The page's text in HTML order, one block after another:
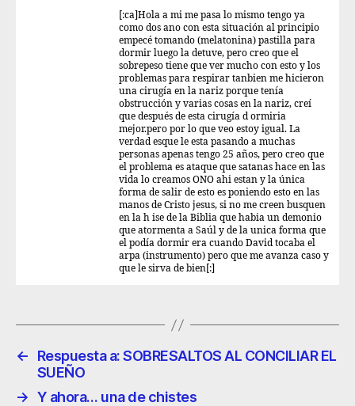
[:ca]Hola a mi me pasa lo mismo tengo ya
como dos ano con esta situación al principio
empecé tomando (melatonina) pastilla para
dormir luego la detuve, pero creo que el
sobrepeso tiene que ver mucho con esto y los
problemas para respirar tanbien me hicieron
una cirugía en la nariz porque tenía
obstrucción y varias cosas en la nariz, creí
que después de esta cirugía d ormiria
mejor.pero por lo que veo estoy igual. La
verdad esque le esta pasando a muchas
personas apenas tengo 25 años, pero creo que
el problema es ataque que satanas hace en las
vida lo creamos ONO ahi estan y la única
forma de salir de esto es poniendo esto en las
manos de Cristo jesus, si no me creen busquen
en la h ise de la Biblia que habia un demonio
que atormenta a Saúl y de la unica forma que
el podía dormir era cuando David tocaba el
arpa (instrumento) pero que me avanza caso y
que le sirva de bien[:]
←
Respuesta a: SOBRESALTOS AL CONCILIAR EL
SUEÑO
→ Y ahora… una de chistes